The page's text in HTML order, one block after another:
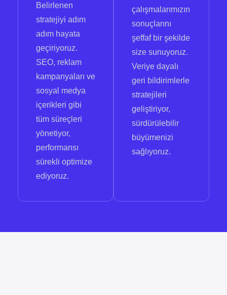
Belirlenen
stratejiyi adım
adım hayata
geçiriyoruz.
SEO, reklam
kampanyaları ve
sosyal medya
içerikleri gibi
tüm süreçleri
yönetiyor,
performansı
sürekli optimize
ediyoruz.
çalışmalarımızın
sonuçlarını
şeffaf bir şekilde
size sunuyoruz.
Veriye dayalı
geri bildirimlerle
stratejileri
geliştiriyor,
sürdürülebilir
büyümenizi
sağlıyoruz.